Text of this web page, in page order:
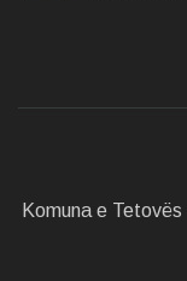
Komuna e